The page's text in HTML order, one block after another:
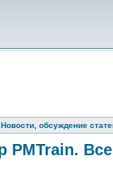
Новости, обсуждение
PMTrain.